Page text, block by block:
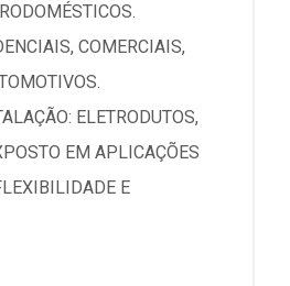
COMERCIAIS,
ELETRODUTOS,
EM APLICAÇÕES
E